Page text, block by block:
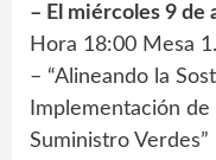
– El miércoles 9 de
Hora 18:00 Mesa 1.
– “Alineando la
Implementación
Suministro